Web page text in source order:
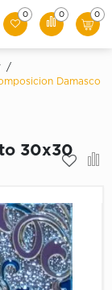
0 0 0
/
Damasco
30x30